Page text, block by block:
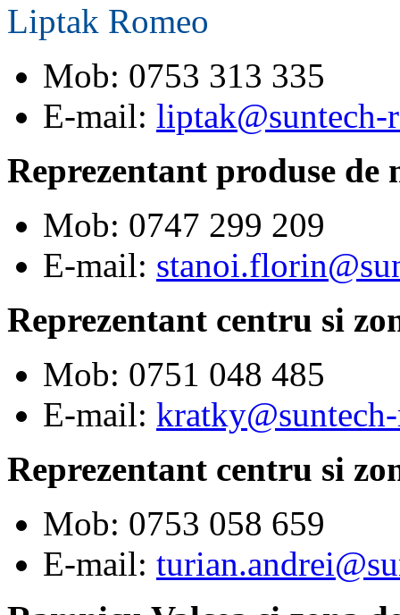
Liptak Romeo
Mob: 0753 313 335
E-mail: liptak@suntech-
Reprezentant produse de
Mob: 0747 299 209
E-mail:
Reprezentant centru si
Mob: 0751 048 485
E-mail:
Reprezentant centru si
Mob: 0753 058 659
E-mail: